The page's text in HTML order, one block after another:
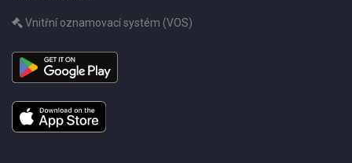
Vnitřní oznamovací systém (VOS)